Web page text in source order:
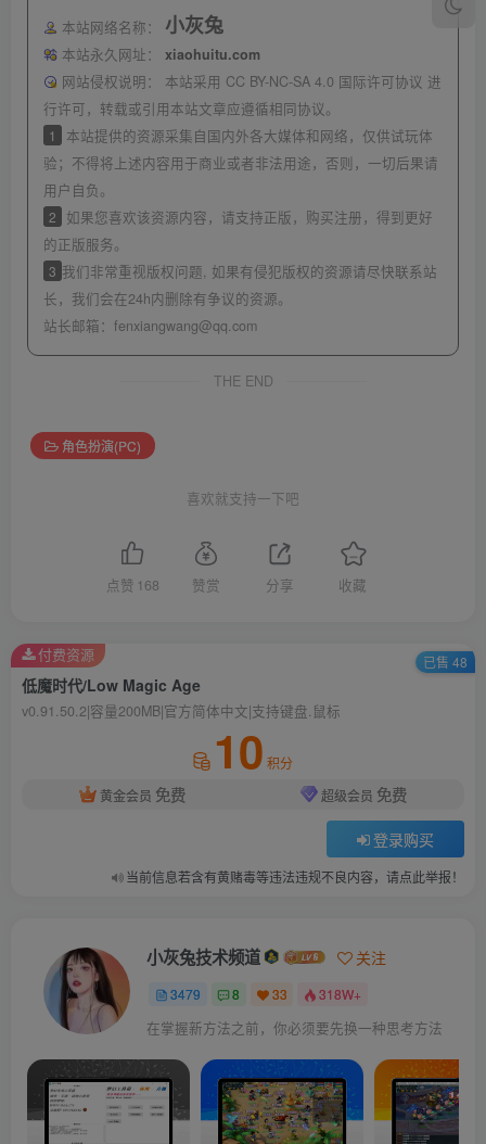
本站网络名称： 小灰兔
本站永久网址：
xiaohuitu.com
网站侵权说明：
本站采用 CC BY-NC-SA 4.0 国际许可协议 进
行许可，转载或引用本站文章应遵循相同协议。
1
本站提供的资源采集自国内外各大媒体和网络，仅供试玩体
验；不得将上述内容用于商业或者非法用途，否则，一切后果请
用户自负。
2
如果您喜欢该资源内容，请支持正版，购买注册，得到更好
的正版服务。
3 我们非常重视版权问题, 如果有侵犯版权的资源请尽快联系站
长，我们会在24h内删除有争议的资源。
站长邮箱： fenxiangwang@qq.com
THE END
角色扮演(PC)
喜欢就支持一下吧
点赞 168 赞赏 分享 收藏
低魔时代/Low Magic Age
v0.91.50.2|容量200MB|官方简体中文|支持键盘.鼠标
10 积分
黄金会员 免费 超级会员 免费
登录购买
当前信息若含有黄赌毒等违法违规不良内容，请点此举报！
付费资源 已售 48
小灰兔技术频道 关注
3479 8 33 318W+
在掌握新方法之前，你必须要先换一种思考方法